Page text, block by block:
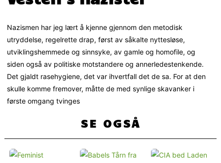
Nazismen har jeg lært å kjenne gjennom den metodisk
utryddelse, regelrette drap, først av såkalte nyttesløse,
utviklingshemmede og sinnsyke, av gamle og homofile, og
siden også av politiske motstandere og annerledestenkende.
Det gjaldt rasehygiene, det var ihvertfall det de sa. For at den
skulle komme fremover, måtte de med synlige skavanker i
første omgang tvinges
SE OGSÅ